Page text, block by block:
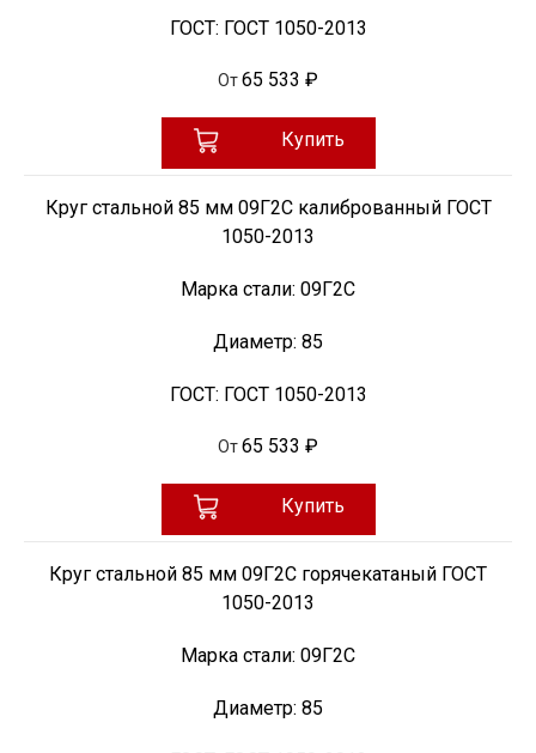
ГОСТ: ГОСТ 1050-2013
От65 533 ₽
Купить
Круг стальной 85 мм 09Г2С калиброванный ГОСТ
1050-2013
Марка стали: 09Г2С
Диаметр: 85
ГОСТ: ГОСТ 1050-2013
От65 533 ₽
Купить
Круг стальной 85 мм 09Г2С горячекатаный ГОСТ
1050-2013
Марка стали: 09Г2С
Диаметр: 85